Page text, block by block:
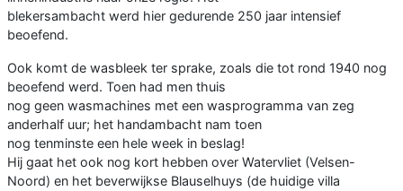
blekersambacht werd hier gedurende 250 jaar intensief
beoefend.
Ook komt de wasbleek ter sprake, zoals die tot rond 1940 nog
beoefend werd. Toen had men thuis
nog geen wasmachines met een wasprogramma van zeg
anderhalf uur; het handambacht nam toen
nog tenminste een hele week in beslag!
Hij gaat het ook nog kort hebben over Watervliet (Velsen-
Noord) en het beverwijkse Blauselhuys (de huidige villa